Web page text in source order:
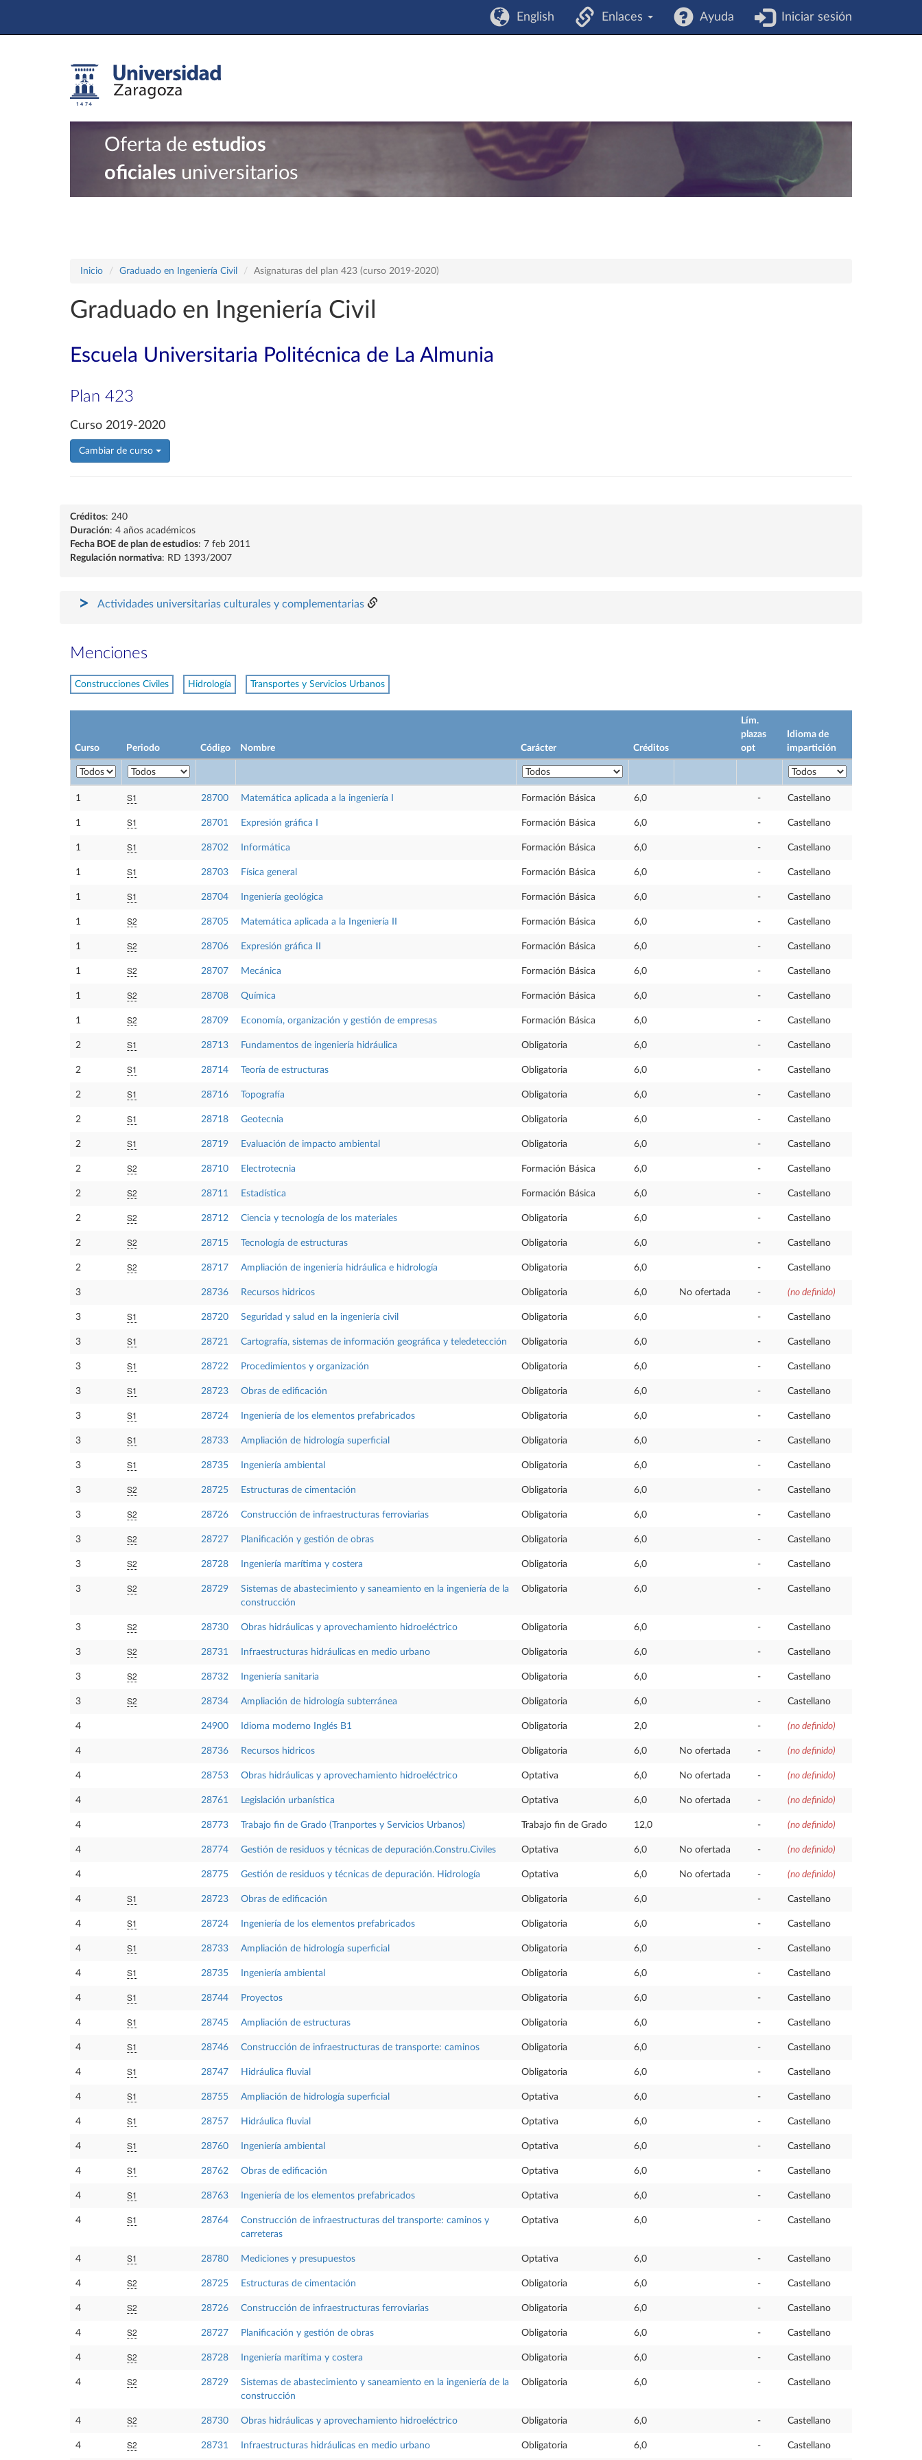
English Enlaces Ayuda Iniciar sesión
Oferta de estudios
oficiales universitarios
Inicio Graduado en Ingeniería Civil Asignaturas del plan 423 (curso 2019-2020)
Graduado en Ingeniería Civil
Escuela Universitaria Politécnica de La Almunia
Plan 423
Curso 2019-2020
Cambiar de curso
Créditos: 240
Duración: 4 años académicos
Fecha BOE de plan de estudios: 7 feb 2011
Regulación normativa: RD 1393/2007
Actividades universitarias culturales y complementarias
Menciones
Construcciones Civiles Hidrología Transportes y Servicios Urbanos
Curso Periodo Código Nombre Carácter Créditos
Lím.
plazas
opt
Idioma de
impartición
1 S1 28700 Matemática aplicada a la ingeniería I Formación Básica 6,0 - Castellano
1 S1 28701 Expresión gráfica I Formación Básica 6,0 - Castellano
1 S1 28702 Informática Formación Básica 6,0 - Castellano
1 S1 28703 Física general Formación Básica 6,0 - Castellano
1 S1 28704 Ingeniería geológica Formación Básica 6,0 - Castellano
1 S2 28705 Matemática aplicada a la Ingeniería II Formación Básica 6,0 - Castellano
1 S2 28706 Expresión gráfica II Formación Básica 6,0 - Castellano
1 S2 28707 Mecánica Formación Básica 6,0 - Castellano
1 S2 28708 Química Formación Básica 6,0 - Castellano
1 S2 28709 Economía, organización y gestión de empresas Formación Básica 6,0 - Castellano
2 S1 28713 Fundamentos de ingeniería hidráulica Obligatoria 6,0 - Castellano
2 S1 28714 Teoría de estructuras Obligatoria 6,0 - Castellano
2 S1 28716 Topografía Obligatoria 6,0 - Castellano
2 S1 28718 Geotecnia Obligatoria 6,0 - Castellano
2 S1 28719 Evaluación de impacto ambiental Obligatoria 6,0 - Castellano
2 S2 28710 Electrotecnia Formación Básica 6,0 - Castellano
2 S2 28711 Estadística Formación Básica 6,0 - Castellano
2 S2 28712 Ciencia y tecnología de los materiales Obligatoria 6,0 - Castellano
2 S2 28715 Tecnología de estructuras Obligatoria 6,0 - Castellano
2 S2 28717 Ampliación de ingeniería hidráulica e hidrología Obligatoria 6,0 - Castellano
3 28736 Recursos hidricos Obligatoria 6,0 No ofertada - (no definido)
3 S1 28720 Seguridad y salud en la ingeniería civil Obligatoria 6,0 - Castellano
3 S1 28721 Cartografía, sistemas de información geográfica y teledetección Obligatoria 6,0 - Castellano
3 S1 28722 Procedimientos y organización Obligatoria 6,0 - Castellano
3 S1 28723 Obras de edificación Obligatoria 6,0 - Castellano
3 S1 28724 Ingeniería de los elementos prefabricados Obligatoria 6,0 - Castellano
3 S1 28733 Ampliación de hidrología superficial Obligatoria 6,0 - Castellano
3 S1 28735 Ingeniería ambiental Obligatoria 6,0 - Castellano
3 S2 28725 Estructuras de cimentación Obligatoria 6,0 - Castellano
3 S2 28726 Construcción de infraestructuras ferroviarias Obligatoria 6,0 - Castellano
3 S2 28727 Planificación y gestión de obras Obligatoria 6,0 - Castellano
3 S2 28728 Ingeniería marítima y costera Obligatoria 6,0 - Castellano
3 S2 28729
Sistemas de abastecimiento y saneamiento en la ingeniería de la
construcción
Obligatoria 6,0 - Castellano
3 S2 28730 Obras hidráulicas y aprovechamiento hidroeléctrico Obligatoria 6,0 - Castellano
3 S2 28731 Infraestructuras hidráulicas en medio urbano Obligatoria 6,0 - Castellano
3 S2 28732 Ingeniería sanitaria Obligatoria 6,0 - Castellano
3 S2 28734 Ampliación de hidrología subterránea Obligatoria 6,0 - Castellano
4 24900 Idioma moderno Inglés B1 Obligatoria 2,0 - (no definido)
4 28736 Recursos hidricos Obligatoria 6,0 No ofertada - (no definido)
4 28753 Obras hidráulicas y aprovechamiento hidroeléctrico Optativa 6,0 No ofertada - (no definido)
4 28761 Legislación urbanística Optativa 6,0 No ofertada - (no definido)
4 28773 Trabajo fin de Grado (Tranportes y Servicios Urbanos) Trabajo fin de Grado 12,0 - (no definido)
4 28774 Gestión de residuos y técnicas de depuración.Constru.Civiles Optativa 6,0 No ofertada - (no definido)
4 28775 Gestión de residuos y técnicas de depuración. Hidrología Optativa 6,0 No ofertada - (no definido)
4 S1 28723 Obras de edificación Obligatoria 6,0 - Castellano
4 S1 28724 Ingeniería de los elementos prefabricados Obligatoria 6,0 - Castellano
4 S1 28733 Ampliación de hidrología superficial Obligatoria 6,0 - Castellano
4 S1 28735 Ingeniería ambiental Obligatoria 6,0 - Castellano
4 S1 28744 Proyectos Obligatoria 6,0 - Castellano
4 S1 28745 Ampliación de estructuras Obligatoria 6,0 - Castellano
4 S1 28746 Construcción de infraestructuras de transporte: caminos Obligatoria 6,0 - Castellano
4 S1 28747 Hidráulica fluvial Obligatoria 6,0 - Castellano
4 S1 28755 Ampliación de hidrología superficial Optativa 6,0 - Castellano
4 S1 28757 Hidráulica fluvial Optativa 6,0 - Castellano
4 S1 28760 Ingeniería ambiental Optativa 6,0 - Castellano
4 S1 28762 Obras de edificación Optativa 6,0 - Castellano
4 S1 28763 Ingeniería de los elementos prefabricados Optativa 6,0 - Castellano
4 S1 28764
Construcción de infraestructuras del transporte: caminos y
carreteras
Optativa 6,0 - Castellano
4 S1 28780 Mediciones y presupuestos Optativa 6,0 - Castellano
4 S2 28725 Estructuras de cimentación Obligatoria 6,0 - Castellano
4 S2 28726 Construcción de infraestructuras ferroviarias Obligatoria 6,0 - Castellano
4 S2 28727 Planificación y gestión de obras Obligatoria 6,0 - Castellano
4 S2 28728 Ingeniería marítima y costera Obligatoria 6,0 - Castellano
4 S2 28729
Sistemas de abastecimiento y saneamiento en la ingeniería de la
construcción
Obligatoria 6,0 - Castellano
4 S2 28730 Obras hidráulicas y aprovechamiento hidroeléctrico Obligatoria 6,0 - Castellano
4 S2 28731 Infraestructuras hidráulicas en medio urbano Obligatoria 6,0 - Castellano